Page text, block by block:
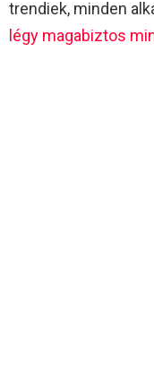
trendiek, minden
légy magabiztos